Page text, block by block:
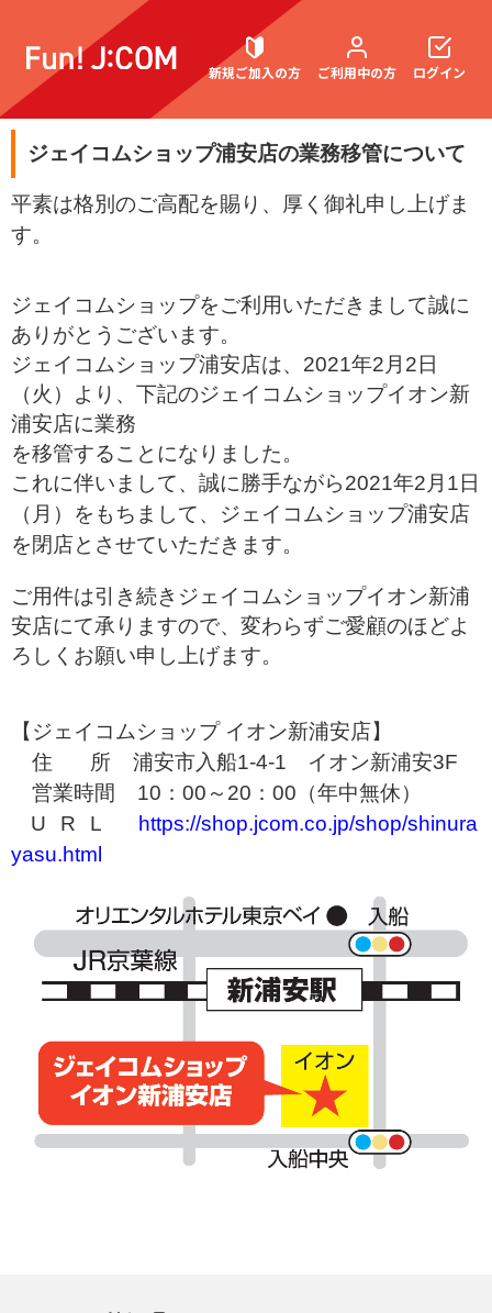
新規ご加入の方 ご利用中の方
契約内容確認・変更
お困りごと解決・よくあるご質問
ログイン
ジェイコムショップ浦安店の業務移管について
平素は格別のご高配を賜り、厚く御礼申し上げま
す。
ジェイコムショップをご利用いただきまして誠に
ありがとうございます。
ジェイコムショップ浦安店は、2021年2月2日
（火）より、下記のジェイコムショップイオン新
浦安店に業務
を移管することになりました。
こ れに伴いまして、誠に勝手ながら2021年2月1日
（月）をもちまして、ジェイコムショップ浦安店
を閉店とさせていただきます。
ご用件は引き続きジェイコムショップイオン新浦
安店にて承りますので、変わらずご愛顧のほどよ
ろし くお願い申し上げます。
【ジェイコムショップ イオン新浦安店】
住
所 浦安市入船1-4-1 イオン新浦安3F
営業時間 10 ： 00 ～ 20 ： 00 （年中無休）
URL
https://shop.jcom.co.jp/shop/shinura
yasu.html